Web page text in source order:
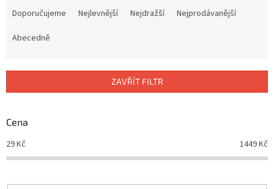
r
d
k
t
Doporučujeme Nejlevnější Nejdražší
Nejprodávanější
Abecedně
ZAVŘÍT FILTR
Cena
29Kč 1449Kč